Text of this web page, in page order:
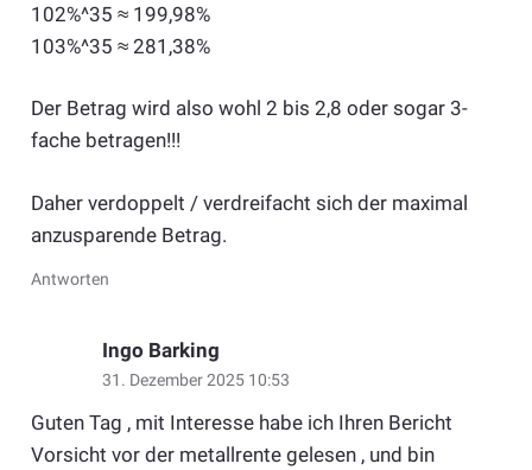
102%^35 ≈ 199,98%
103%^35 ≈ 281,38%
Der Betrag wird also wohl 2 bis 2,8 oder sogar 3-
fache betragen!!!
Daher verdoppelt / verdreifacht sich der maximal
anzusparende Betrag.
Antworten
Ingo Barking
31. Dezember 2025 10:53
Guten Tag , mit Interesse habe ich Ihren Bericht
Vorsicht vor der metallrente gelesen , und bin